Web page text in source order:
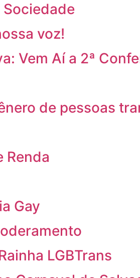
voz!
Vem Aí a 2ª
de pessoas
Renda
Gay
LGBTrans